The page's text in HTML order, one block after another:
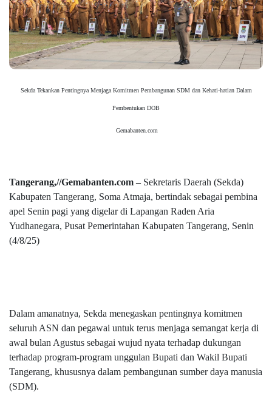
Sekda Tekankan Pentingnya Menjaga Komitmen Pembangunan SDM dan Kehati-hatian Dalam
Pembentukan DOB
Gemabanten.com
Tangerang,//Gemabanten.com – Sekretaris Daerah (Sekda)
Kabupaten Tangerang, Soma Atmaja, bertindak sebagai pembina
apel Senin pagi yang digelar di Lapangan Raden Aria
Yudhanegara, Pusat Pemerintahan Kabupaten Tangerang, Senin
(4/8/25)
Dalam amanatnya, Sekda menegaskan pentingnya komitmen
seluruh ASN dan pegawai untuk terus menjaga semangat kerja di
awal bulan Agustus sebagai wujud nyata terhadap dukungan
terhadap program-program unggulan Bupati dan Wakil Bupati
Tangerang, khususnya dalam pembangunan sumber daya manusia
(SDM).